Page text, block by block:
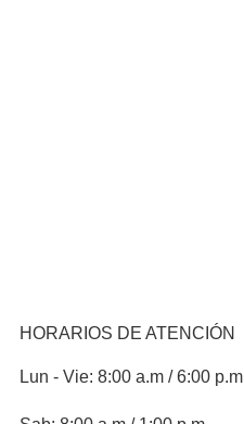
HORARIOS DE ATENCIÓN
Lun - Vie: 8:00 a.m / 6:00 p.m